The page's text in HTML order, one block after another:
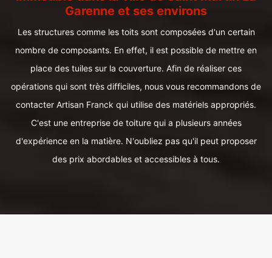
Garenne et ses environs
Les structures comme les toits sont composées d'un certain
nombre de composants. En effet, il est possible de mettre en
place des tuiles sur la couverture. Afin de réaliser ces
opérations qui sont très difficiles, nous vous recommandons de
contacter Artisan Franck qui utilise des matériels appropriés.
C'est une entreprise de toiture qui a plusieurs années
d'expérience en la matière. N'oubliez pas qu'il peut proposer
des prix abordables et accessibles à tous.